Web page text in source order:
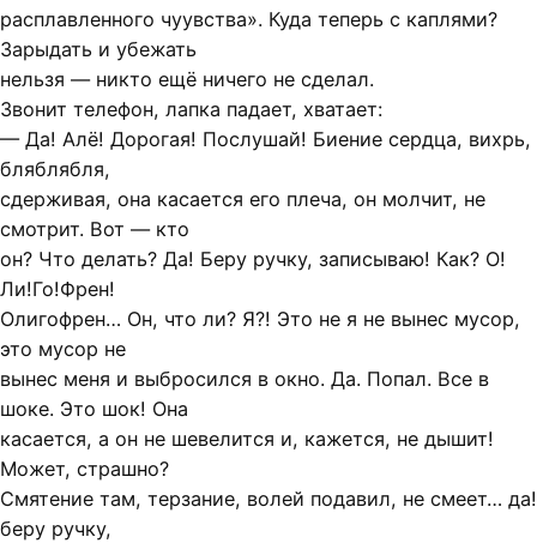
расплавленного чуувства». Куда теперь с каплями?
Зарыдать и убежать
нельзя — никто ещё ничего не сделал.
Звонит телефон, лапка падает, хватает:
— Да! Алё! Дорогая! Послушай! Биение сердца, вихрь,
бляблябля,
сдерживая, она касается его плеча, он молчит, не
смотрит. Вот — кто
он? Что делать? Да! Беру ручку, записываю! Как? О!
Ли!Го!Френ!
Олигофрен… Он, что ли? Я?! Это не я не вынес мусор,
это мусор не
вынес меня и выбросился в окно. Да. Попал. Все в
шоке. Это шок! Она
касается, а он не шевелится и, кажется, не дышит!
Может, страшно?
Смятение там, терзание, волей подавил, не смеет… да!
беру ручку,